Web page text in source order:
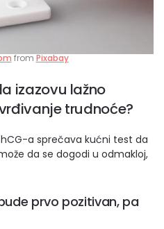
fromPixabay
izazovu lažno
trudnoće?
a sprečava kućni test da
da se dogodi u odmakloj,
prvo pozitivan, pa